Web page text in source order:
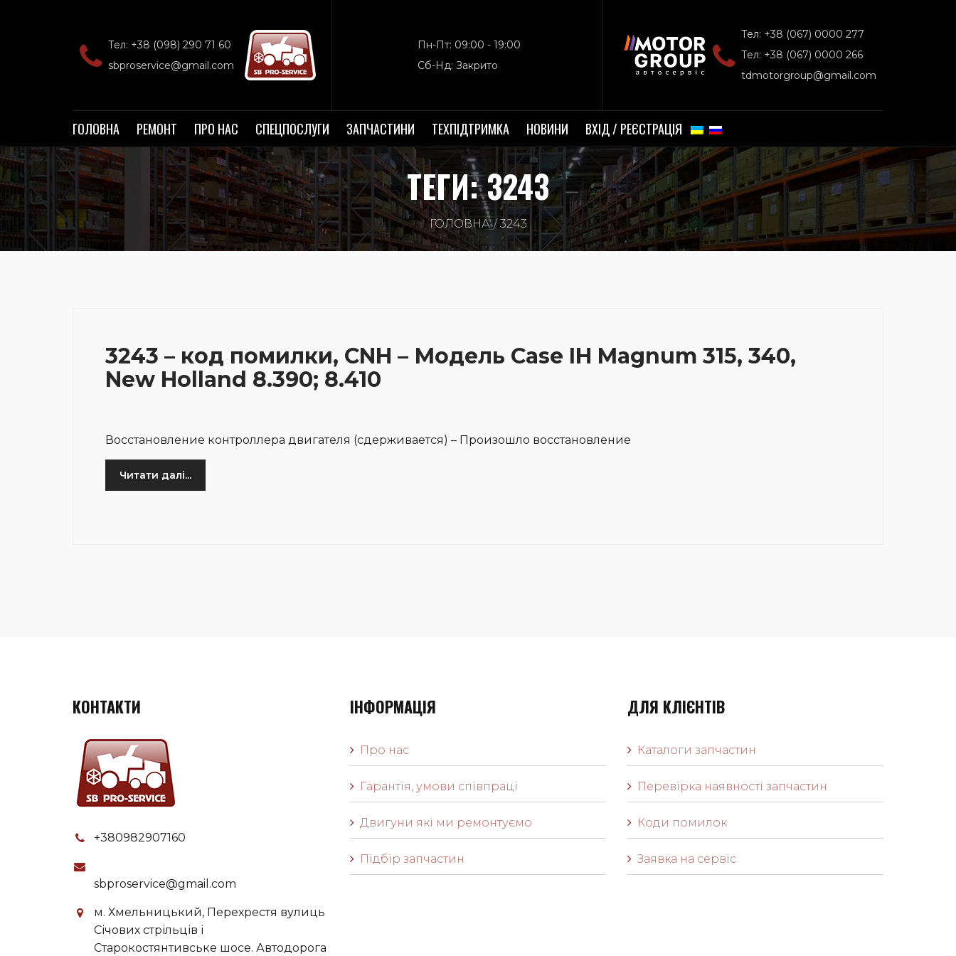
Тел: +38 (098) 290 71 60‬
sbproservice@gmail.com
Пн-Пт: 09:00 - 19:00
Сб-Нд: Закрито
Тел: +38 (067) 0000 277
Тел: +38 (067) 0000 266
tdmotorgroup@gmail.com
ГОЛОВНА РЕМОНТ ПРО НАС СПЕЦПОСЛУГИ ЗАПЧАСТИНИ ТЕХПІДТРИМКА НОВИНИ ВХІД / РЕЄСТРАЦІЯ
ТЕГИ: 3243
ГОЛОВНА 3243
3243 – код помилки, CNH – Модель Case IH Magnum 315, 340,
New Holland 8.390; 8.410
Восстановление контроллера двигателя (сдерживается) – Произошло восстановление
Читати далі...
КОНТАКТИ
+380982907160
sbproservice@gmail.com
м. Хмельницький, Перехрестя вулиць
Січових стрільців і
Старокостянтивське шосе. Автодорога
ІНФОРМАЦІЯ
Про нас
Гарантія, умови співпраці
Двигуни які ми ремонтуємо
Підбір запчастин
ДЛЯ КЛІЄНТІВ
Каталоги запчастин
Перевірка наявності запчастин
Коди помилок
Заявка на сервіс